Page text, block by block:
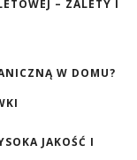
– ZALETY I
W DOMU?
JAKOŚĆ I